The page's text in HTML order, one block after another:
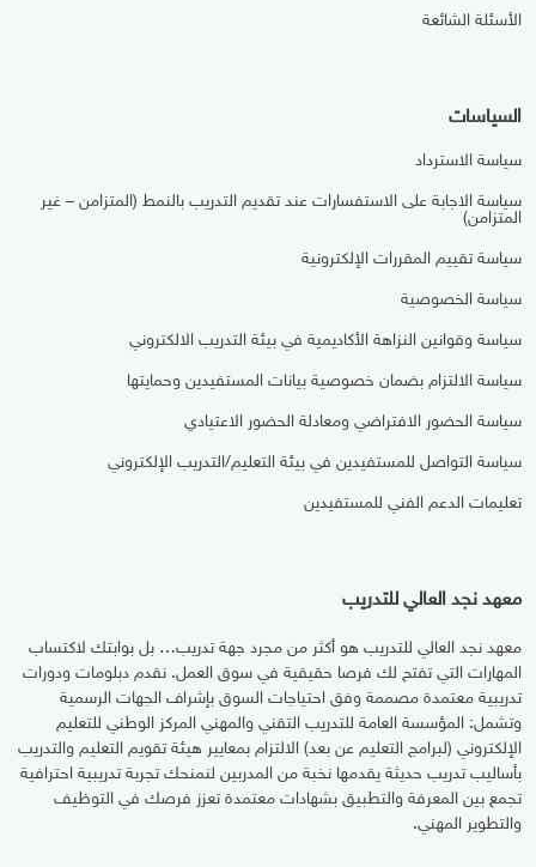
الأسئلة الشائعة
السياسات
سياسة الاسترداد
سياسة الاجابة على الاستفسارات عند تقديم التدريب بالنمط (المتزامن – غير
المتزامن)
سياسة تقييم المقررات الإلكترونية
سياسة الخصوصية
سياسة وقوانين النزاهة الأكاديمية في بيئة التدريب الالكتروني
سياسة الالتزام بضمان خصوصية بيانات المستفيدين وحمايتها
سياسة الحضور الافتراضي ومعادلة الحضور الاعتيادي
سياسة التواصل للمستفيدين في بيئة التعليم/التدريب الإلكتروني
تعليمات الدعم الفني للمستفيدين
معهد نجد العالي للتدريب
معهد نجد العالي للتدريب هو أكثر من مجرد جهة تدريب… بل بوابتك لاكتساب
المهارات التي تفتح لك فرصا حقيقية في سوق العمل. نقدم دبلومات ودورات
تدريبية معتمدة مصممة وفق احتياجات السوق بإشراف الجهات الرسمية
وتشمل: المؤسسة العامة للتدريب التقني والمهني المركز الوطني للتعليم
الإلكتروني (لبرامج التعليم عن بعد) الالتزام بمعايير هيئة تقويم التعليم والتدريب
بأساليب تدريب حديثة يقدمها نخبة من المدربين لنمنحك تجربة تدريبية احترافية
تجمع بين المعرفة والتطبيق بشهادات معتمدة تعزز فرصك في التوظيف
والتطوير المهني.